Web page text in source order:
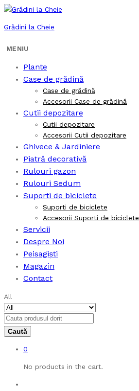
Grădini la Cheie
Plante
Case de grădină
Case de grădină
Accesorii Case de grădină
Cutii depozitare
Cutii depozitare
Accesorii Cutii depozitare
Ghivece & Jardiniere
Piatră decorativă
Rulouri gazon
Rulouri Sedum
Suporti de biciclete
Suporti de biciclete
Accesorii Suporti de biciclete
Servicii
Despre Noi
Peisagiști
Magazin
Contact
All
0
No products in the cart.